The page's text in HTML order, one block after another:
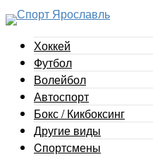
Хоккей
Футбол
Волейбол
Автоспорт
Бокс / Кикбоксинг
Другие виды
Cпортсмены